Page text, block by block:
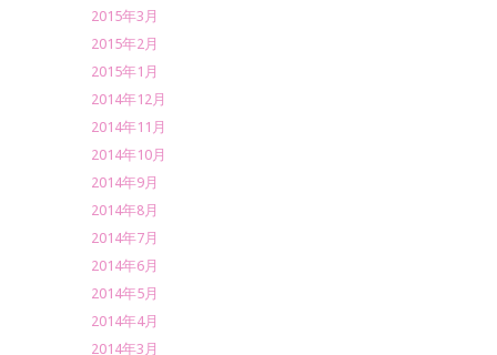
2015年3月
2015年2月
2015年1月
2014年12月
2014年11月
2014年10月
2014年9月
2014年8月
2014年7月
2014年6月
2014年5月
2014年4月
2014年3月